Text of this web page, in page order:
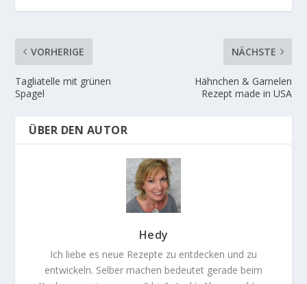
VORHERIGE
Tagliatelle mit grünen
Spagel
NÄCHSTE
Hähnchen & Garnelen
Rezept made in USA
ÜBER DEN AUTOR
Hedy
Ich liebe es neue Rezepte zu entdecken und zu
entwickeln. Selber machen bedeutet gerade beim